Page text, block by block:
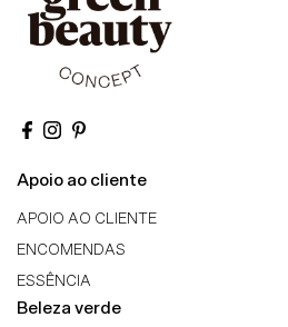
Apoio ao cliente
APOIO AO CLIENTE
ENCOMENDAS
ESSÊNCIA
Beleza verde